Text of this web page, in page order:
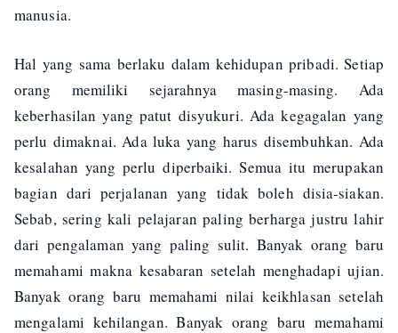
manusia.
Hal yang sama berlaku dalam kehidupan pribadi. Setiap
orang memiliki sejarahnya masing-masing. Ada
keberhasilan yang patut disyukuri. Ada kegagalan yang
perlu dimaknai. Ada luka yang harus disembuhkan. Ada
kesalahan yang perlu diperbaiki. Semua itu merupakan
bagian dari perjalanan yang tidak boleh disia-siakan.
Sebab, sering kali pelajaran paling berharga justru lahir
dari pengalaman yang paling sulit. Banyak orang baru
memahami makna kesabaran setelah menghadapi ujian.
Banyak orang baru memahami nilai keikhlasan setelah
mengalami kehilangan. Banyak orang baru memahami